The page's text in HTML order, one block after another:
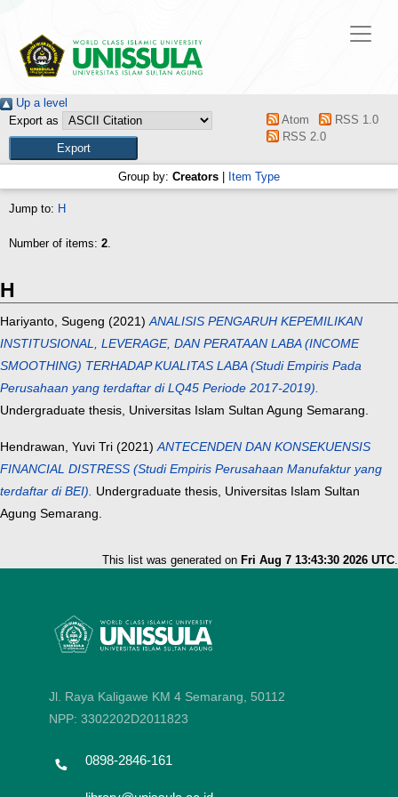
Up a level
Export as
Atom
RSS 1.0
RSS 2.0
Group by: Creators Item Type
Jump to: H
Number of items: 2.
H
Hariyanto, Sugeng (2021)ANALISIS PENGARUH KEPEMILIKAN
INSTITUSIONAL, LEVERAGE, DAN PERATAAN LABA (INCOME
SMOOTHING) TERHADAP KUALITAS LABA (Studi Empiris Pada
Perusahaan yang terdaftar di LQ45 Periode 2017-2019).
Undergraduate thesis, Universitas Islam Sultan Agung Semarang.
Hendrawan, Yuvi Tri (2021)ANTECENDEN DAN KONSEKUENSIS
FINANCIAL DISTRESS (Studi Empiris Perusahaan Manufaktur yang
terdaftar di BEI). Undergraduate thesis, Universitas Islam Sultan
Agung Semarang.
This list was generated on Fri Aug 7 13:43:30 2026 UTC.
Jl. Raya Kaligawe KM 4 Semarang, 50112
NPP: 3302202D2011823
0898-2846-161